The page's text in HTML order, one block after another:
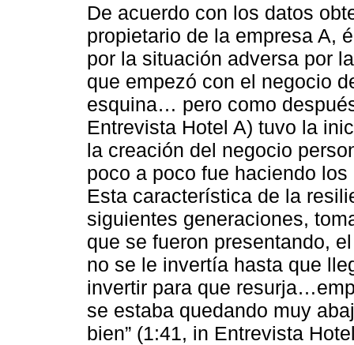
De acuerdo con los datos
propietario de la empresa A,
por la situación adversa por
que empezó con el negocio
esquina… pero como
Entrevista Hotel A) tuvo la
la creación del negocio
poco a poco fue haciendo
Esta característica de la
siguientes generaciones,
que se fueron presentando,
no se le invertía hasta que
invertir para que
se estaba quedando muy
bien” (1:41, in Entrevista